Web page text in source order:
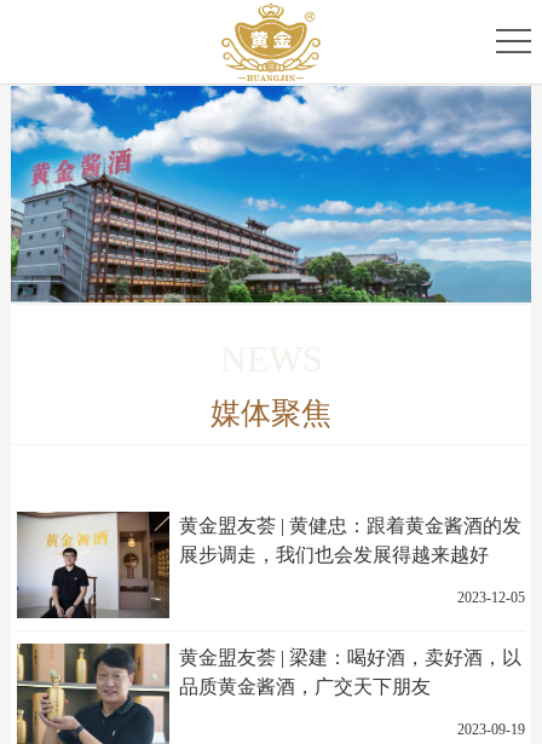
页
关
于
我
们
专
家
团
队
产
品
家
新
闻
服
媒体聚焦
黄金盟友荟 | 黄健忠：跟着黄金酱酒的发
展步调走，我们也会发展得越来越好
2023-12-05
黄金盟友荟 | 梁建：喝好酒，卖好酒，以
品质黄金酱酒，广交天下朋友
2023-09-19